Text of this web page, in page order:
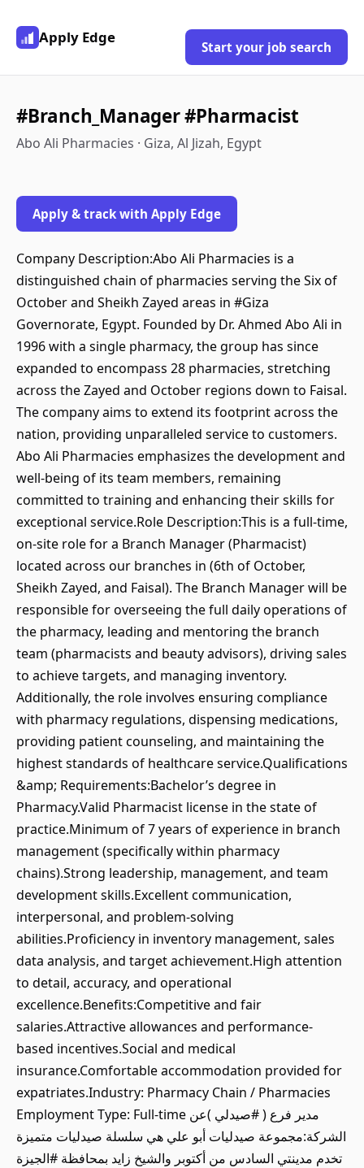
Apply Edge
Start your job search
#Branch_Manager #Pharmacist
Abo Ali Pharmacies · Giza, Al Jizah, Egypt
Apply & track with Apply Edge
Company Description:Abo Ali Pharmacies is a
distinguished chain of pharmacies serving the Six of
October and Sheikh Zayed areas in #Giza
Governorate, Egypt. Founded by Dr. Ahmed Abo Ali in
1996 with a single pharmacy, the group has since
expanded to encompass 28 pharmacies, stretching
across the Zayed and October regions down to Faisal.
The company aims to extend its footprint across the
nation, providing unparalleled service to customers.
Abo Ali Pharmacies emphasizes the development and
well-being of its team members, remaining
committed to training and enhancing their skills for
exceptional service.Role Description:This is a full-time,
on-site role for a Branch Manager (Pharmacist)
located across our branches in (6th of October,
Sheikh Zayed, and Faisal). The Branch Manager will be
responsible for overseeing the full daily operations of
the pharmacy, leading and mentoring the branch
team (pharmacists and beauty advisors), driving sales
to achieve targets, and managing inventory.
Additionally, the role involves ensuring compliance
with pharmacy regulations, dispensing medications,
providing patient counseling, and maintaining the
highest standards of healthcare service.Qualifications
&amp; Requirements:Bachelor’s degree in
Pharmacy.Valid Pharmacist license in the state of
practice.Minimum of 7 years of experience in branch
management (specifically within pharmacy
chains).Strong leadership, management, and team
development skills.Excellent communication,
interpersonal, and problem-solving
abilities.Proficiency in inventory management, sales
data analysis, and target achievement.High attention
to detail, accuracy, and operational
excellence.Benefits:Competitive and fair
salaries.Attractive allowances and performance-
based incentives.Social and medical
insurance.Comfortable accommodation provided for
expatriates.Industry: Pharmacy Chain / Pharmacies
Employment Type: Full-time مدير فرع ( #صيدلي )عن
الشركة:مجموعة صيدليات أبو علي هي سلسلة صيدليات متميزة
تخدم مدينتي السادس من أكتوبر والشيخ زايد بمحافظة #الجيزة